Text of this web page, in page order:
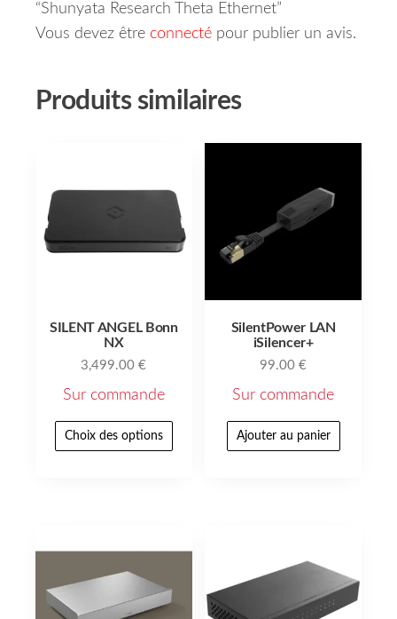
“Shunyata Research Theta Ethernet”
Vous devez être connecté pour publier un avis.
Produits similaires
SILENT ANGEL Bonn
NX
3,499.00€
Sur commande
Choix des options
SilentPower LAN
iSilencer+
99.00€
Sur commande
Ajouter au panier